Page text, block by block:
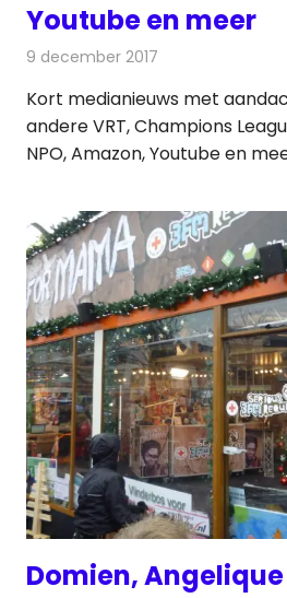
Youtube en meer
9 december 2017
Kort medianieuws met
andere VRT, Champions
NPO, Amazon, Youtube en
Domien,